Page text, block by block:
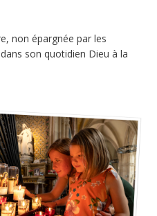
non épargnée par les
son quotidien Dieu à la